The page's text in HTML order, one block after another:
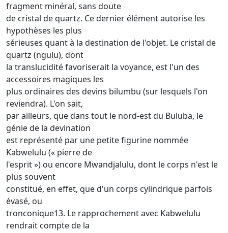
fragment minéral, sans doute
de cristal de quartz. Ce dernier élément autorise les
hypothèses les plus
sérieuses quant à la destination de l'objet. Le cristal de
quartz (ngulu), dont
la translucidité favoriserait la voyance, est l'un des
accessoires magiques les
plus ordinaires des devins bilumbu (sur lesquels l'on
reviendra). L'on sait,
par ailleurs, que dans tout le nord-est du Buluba, le
génie de la devination
est représenté par une petite figurine nommée
Kabwelulu (« pierre de
l'esprit ») ou encore Mwandjalulu, dont le corps n'est le
plus souvent
constitué, en effet, que d'un corps cylindrique parfois
évasé, ou
tronconique13. Le rapprochement avec Kabwelulu
rendrait compte de la